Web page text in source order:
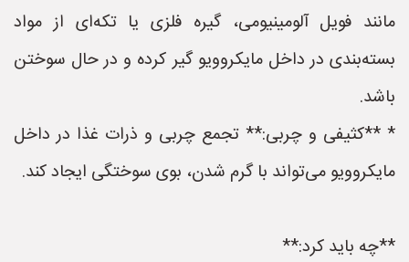
مانند فویل آلومینیومی، گیره فلزی یا تکه‌ای از مواد
بسته‌بندی در داخل مایکروویو گیر کرده و در حال سوختن
باشد.
* **کثیفی و چربی:** تجمع چربی و ذرات غذا در داخل
مایکروویو می‌تواند با گرم شدن، بوی سوختگی ایجاد کند.
**چه باید کرد:**